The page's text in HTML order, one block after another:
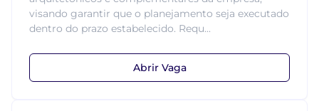
visando garantir que o planejamento seja executado
dentro do prazo estabelecido. Requ...
Abrir Vaga